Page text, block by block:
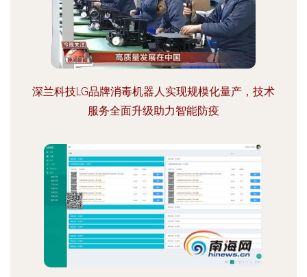
深兰科技LG品牌消毒机器人实现规模化量产，技术
服务全面升级助力智能防疫